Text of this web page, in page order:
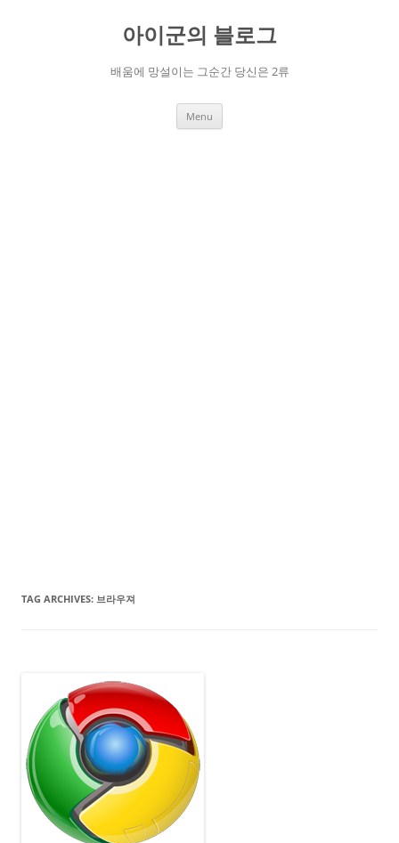
아이군의 블로그
배움에 망설이는 그순간 당신은 2류
Menu
TAG ARCHIVES: 브라우져